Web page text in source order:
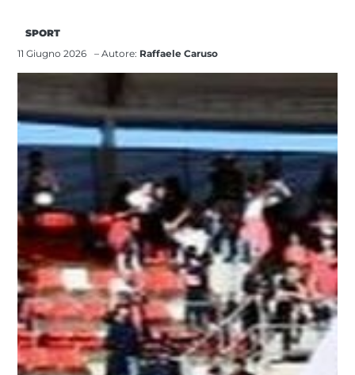
SPORT
11 Giugno 2026
– Autore: Raffaele Caruso